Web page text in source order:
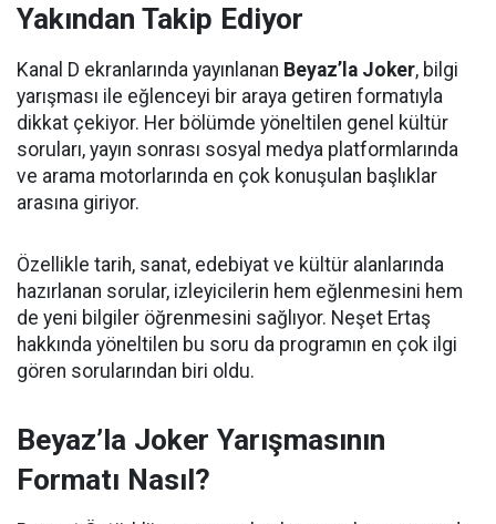
Yakından Takip Ediyor
Kanal D ekranlarında yayınlanan Beyaz’la Joker, bilgi
yarışması ile eğlenceyi bir araya getiren formatıyla
dikkat çekiyor. Her bölümde yöneltilen genel kültür
soruları, yayın sonrası sosyal medya platformlarında
ve arama motorlarında en çok konuşulan başlıklar
arasına giriyor.
Özellikle tarih, sanat, edebiyat ve kültür alanlarında
hazırlanan sorular, izleyicilerin hem eğlenmesini hem
de yeni bilgiler öğrenmesini sağlıyor. Neşet Ertaş
hakkında yöneltilen bu soru da programın en çok ilgi
gören sorularından biri oldu.
Beyaz’la Joker Yarışmasının
Formatı Nasıl?